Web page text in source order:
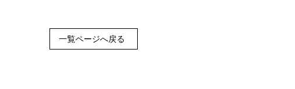
一覧ページへ戻る